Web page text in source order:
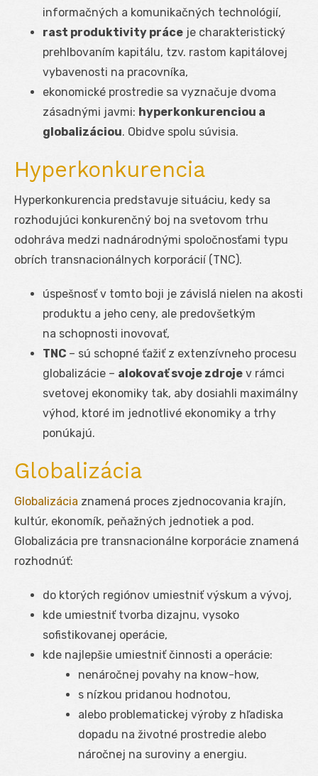
informačných a komunikačných technológií,
rast produktivity práce je charakteristický
prehlbovaním kapitálu, tzv. rastom kapitálovej
vybavenosti na pracovníka,
ekonomické prostredie sa vyznačuje dvoma
zásadnými javmi: hyperkonkurenciou a
globalizáciou. Obidve spolu súvisia.
Hyperkonkurencia
Hyperkonkurencia predstavuje situáciu, kedy sa
rozhodujúci konkurenčný boj na svetovom trhu
odohráva medzi nadnárodnými spoločnosťami typu
obrích transnacionálnych korporácií (TNC).
úspešnosť v tomto boji je závislá nielen na akosti
produktu a jeho ceny, ale predovšetkým
na schopnosti inovovať,
TNC – sú schopné ťažiť z extenzívneho procesu
globalizácie – alokovať svoje zdroje v rámci
svetovej ekonomiky tak, aby dosiahli maximálny
výhod, ktoré im jednotlivé ekonomiky a trhy
ponúkajú.
Globalizácia
Globalizácia znamená proces zjednocovania krajín,
kultúr, ekonomík, peňažných jednotiek a pod.
Globalizácia pre transnacionálne korporácie znamená
rozhodnúť:
do ktorých regiónov umiestniť výskum a vývoj,
kde umiestniť tvorba dizajnu, vysoko
sofistikovanej operácie,
kde najlepšie umiestniť činnosti a operácie:
nenáročnej povahy na know-how,
s nízkou pridanou hodnotou,
alebo problematickej výroby z hľadiska
dopadu na životné prostredie alebo
náročnej na suroviny a energiu.